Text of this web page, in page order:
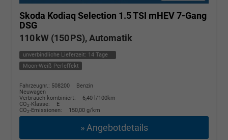
Skoda Kodiaq Selection 1.5 TSI mHEV 7-Gang
DSG
110 kW (150 PS), Automatik
unverbindliche Lieferzeit: 14 Tage
Moon-Weiß Perleffekt
Fahrzeugnr.: 508200
Benzin
Neuwagen
Verbrauch kombiniert:
6,40 l/100km
CO2-Klasse:
E
CO2-Emissionen: 150,00 g/km
» Angebotdetails